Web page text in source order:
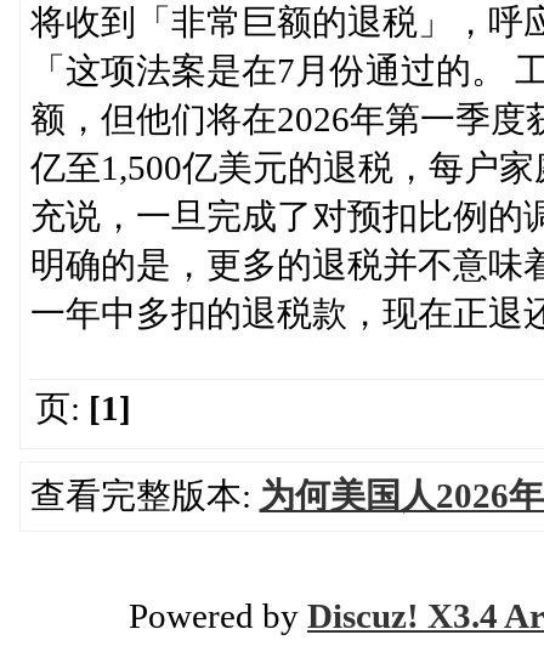
将收到「非常巨额的退税」，呼
「这项法案是在7月份通过的。
额，但他们将在2026年第一季度
亿至1,500亿美元的退税，每户
充说，一旦完成了对预扣比例的
明确的是，更多的退税并不意味
一年中多扣的退税款，现在正退
页: [1]
查看完整版本: 为何美国人2026
Powered by Discuz! X3.4